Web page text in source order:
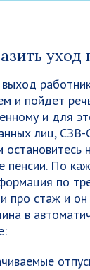
уход
и пойдет
и для
лиц,
пенсии. По
по
про стаж и
в